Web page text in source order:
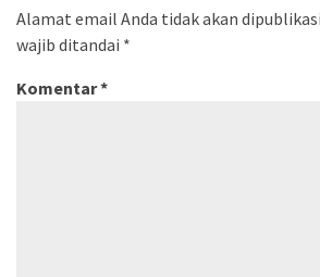
Alamat email Anda tidak akan
wajib ditandai *
Komentar*